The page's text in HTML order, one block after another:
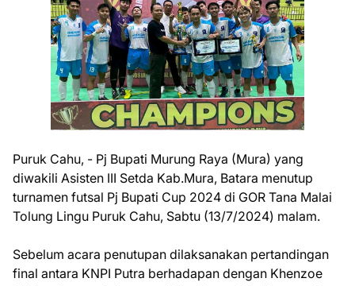
Puruk Cahu, - Pj Bupati Murung Raya (Mura) yang
diwakili Asisten III Setda Kab.Mura, Batara menutup
turnamen futsal Pj Bupati Cup 2024 di GOR Tana Malai
Tolung Lingu Puruk Cahu, Sabtu (13/7/2024) malam.
Sebelum acara penutupan dilaksanakan pertandingan
final antara KNPI Putra berhadapan dengan Khenzoe